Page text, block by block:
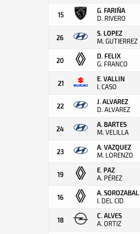
15
G. FARIÑA
D. RIVERO
26
S. LOPEZ
M. GUTIERREZ
20
D. FELIX
G. FRANCO
21
E. VALLIN
I. CASO
22
J. ALVAREZ
D. ALVAREZ
24
A. BARTES
M. VELILLA
23
A. VAZQUEZ
M. LORENZO
19
E. PAZ
A. PÉREZ
16
A. SOROZABAL
I. DEL CID
18
C. ALVES
A. ORTIZ